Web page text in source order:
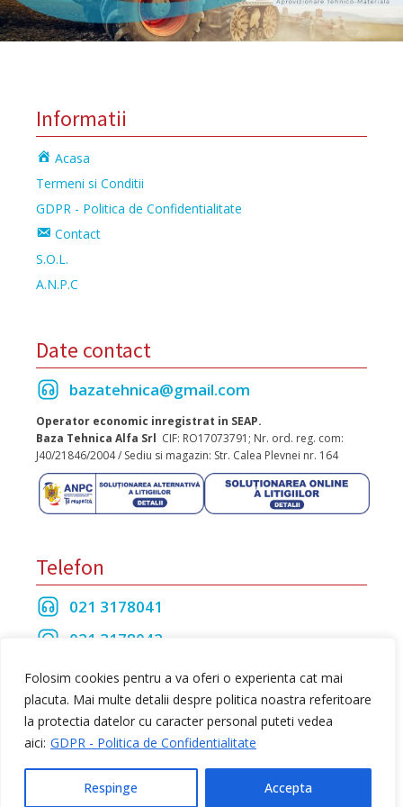
Folosim cookies pentru a va oferi o experienta cat mai
placuta. Mai multe detalii despre politica noastra referitoare
la protectia datelor cu caracter personal puteti vedea
aici: GDPR - Politica de Confidentialitate
Respinge Accepta
Informatii
Acasa
Termeni si Conditii
GDPR - Politica de Confidentialitate
Contact
S.O.L.
A.N.P.C
Date contact
bazatehnica@gmail.com
Operator economic inregistrat in SEAP.
Baza Tehnica Alfa Srl CIF: RO17073791; Nr. ord. reg. com:
J40/21846/2004 / Sediu si magazin: Str. Calea Plevnei nr. 164
Telefon
021 3178041
021 3178042
021 3175208
Toate drepturile rezervate Baza Tehnica Alfa S.R.L